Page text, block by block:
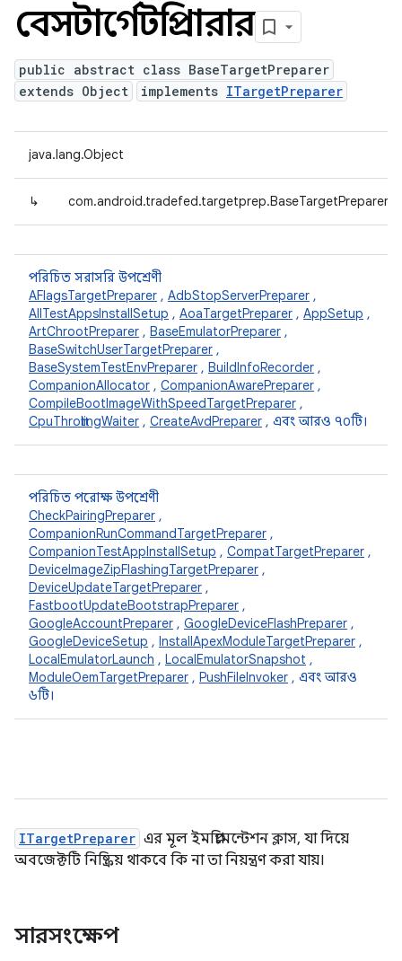
বেসটার্গেটপ্রিপারার
public abstract class BaseTargetPreparer
extends Object
implements ITargetPreparer
java.lang.Object
↳ com.android.tradefed.targetprep.BaseTargetPreparer
পরিচিত সরাসরি উপশ্রেণী
AFlagsTargetPreparer , AdbStopServerPreparer ,
AllTestAppsInstallSetup , AoaTargetPreparer , AppSetup ,
ArtChrootPreparer , BaseEmulatorPreparer ,
BaseSwitchUserTargetPreparer ,
BaseSystemTestEnvPreparer , BuildInfoRecorder ,
CompanionAllocator , CompanionAwarePreparer ,
CompileBootImageWithSpeedTargetPreparer ,
CpuThrottlingWaiter , CreateAvdPreparer , এবং আরও ৭০টি।
পরিচিত পরোক্ষ উপশ্রেণী
CheckPairingPreparer ,
CompanionRunCommandTargetPreparer ,
CompanionTestAppInstallSetup , CompatTargetPreparer ,
DeviceImageZipFlashingTargetPreparer ,
DeviceUpdateTargetPreparer ,
FastbootUpdateBootstrapPreparer ,
GoogleAccountPreparer , GoogleDeviceFlashPreparer ,
GoogleDeviceSetup , InstallApexModuleTargetPreparer ,
LocalEmulatorLaunch , LocalEmulatorSnapshot ,
ModuleOemTargetPreparer , PushFileInvoker , এবং আরও
৬টি।
ITargetPreparer এর মূল ইমপ্লিমেন্টেশন ক্লাস, যা দিয়ে
অবজেক্টটি নিষ্ক্রিয় থাকবে কি না তা নিয়ন্ত্রণ করা যায়।
সারসংক্ষেপ